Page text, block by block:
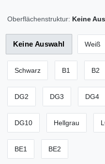
Oberflächenstruktur: Keine
Keine Auswahl Weiß
Schwarz B1 B2
DG2 DG3 DG4
DG10 Hellgrau
BE1 BE2